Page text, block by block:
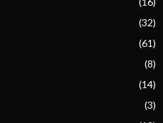
(32)
(61)
(8)
(14)
(3)